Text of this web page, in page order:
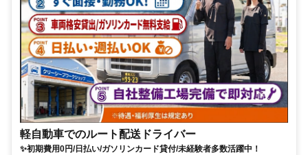
軽自動車でのルート配送ドライバー
✨初期費用0円/日払い/ガソリンカード貸付/未経験者多数活躍中！